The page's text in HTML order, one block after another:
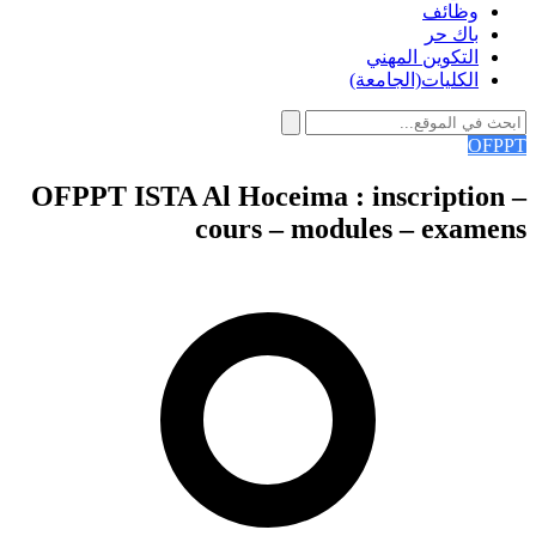
وظائف
باك حر
التكوين المهني
الكليات(الجامعة)
OFPPT
OFPPT ISTA Al Hoceima : inscription –
cours – modules – examens